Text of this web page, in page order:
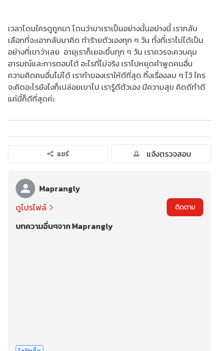
เวลาโดนใครดูถูกมา โดนว่ามาเราเป็นอย่างนั้นอย่างนี้ เรากลับ
เลือกที่จะเอากลับมาคิด ทำร้ายตัวเองทุก ๆ วัน ทั้งที่เราไม่ได้เป็น
อย่างที่เขาว่าเลย อายุเราก็เยอะขึ้นทุก ๆ วัน เราควรจะควบคุม
อารมณ์และการตอบโต้ อะไรที่ไม่จริง เราไปหยุดคำพูดคนอื่น
ความคิดคนอื่นไม่ได้ เราทำของเราให้ดีที่สุด ทิ้งเรื่องลบ ๆ ไว้ ใคร
จะคิดอะไรยังไงก็เปล่อยเขาไป เรารู้ดีตัวเอง มีความสุข คิดดีทำดี
แค่นี้ก็ดีที่สุดค่ะ
แชร์ แจ้งตรวจสอบ
Maprangly
ดูโปรไฟล์
ติดตาม
บทความอื่นๆจาก Maprangly